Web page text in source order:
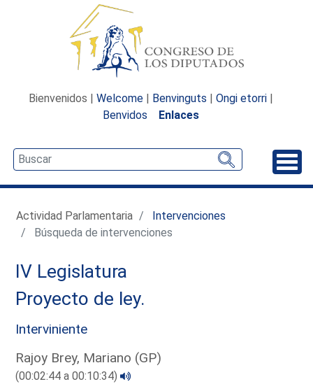
Bienvenidos | Welcome | Benvinguts | Ongi etorri |
Benvidos
Enlaces
Actividad Parlamentaria
Intervenciones
Búsqueda de intervenciones
IV Legislatura
Proyecto de ley.
Interviniente
Rajoy Brey, Mariano (GP)
(00:02:44 a 00:10:34)